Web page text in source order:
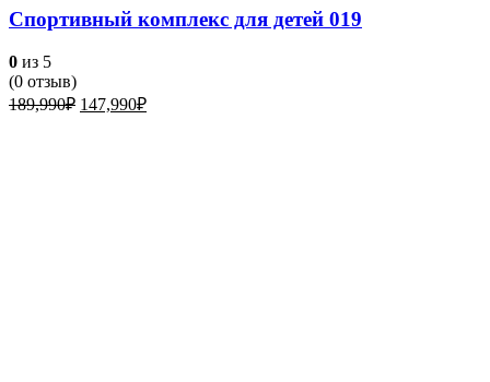
Спортивный комплекс для детей 019
0 из 5
(0 отзыв)
189,990₽ Первоначальная
147,990₽Текущая